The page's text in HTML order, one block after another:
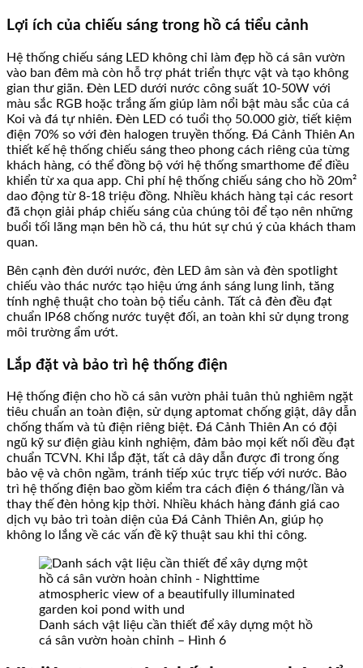
Lợi ích của chiếu sáng trong hồ cá tiểu cảnh
Hệ thống chiếu sáng LED không chỉ làm đẹp hồ cá sân vườn
vào ban đêm mà còn hỗ trợ phát triển thực vật và tạo không
gian thư giãn. Đèn LED dưới nước công suất 10-50W với
màu sắc RGB hoặc trắng ấm giúp làm nổi bật màu sắc của cá
Koi và đá tự nhiên. Đèn LED có tuổi thọ 50.000 giờ, tiết kiệm
điện 70% so với đèn halogen truyền thống. Đá Cảnh Thiên An
thiết kế hệ thống chiếu sáng theo phong cách riêng của từng
khách hàng, có thể đồng bộ với hệ thống smarthome để điều
khiển từ xa qua app. Chi phí hệ thống chiếu sáng cho hồ 20m²
dao động từ 8-18 triệu đồng. Nhiều khách hàng tại các resort
đã chọn giải pháp chiếu sáng của chúng tôi để tạo nên những
buổi tối lãng mạn bên hồ cá, thu hút sự chú ý của khách tham
quan.
Bên cạnh đèn dưới nước, đèn LED âm sàn và đèn spotlight
chiếu vào thác nước tạo hiệu ứng ánh sáng lung linh, tăng
tính nghệ thuật cho toàn bộ tiểu cảnh. Tất cả đèn đều đạt
chuẩn IP68 chống nước tuyệt đối, an toàn khi sử dụng trong
môi trường ẩm ướt.
Lắp đặt và bảo trì hệ thống điện
Hệ thống điện cho hồ cá sân vườn phải tuân thủ nghiêm ngặt
tiêu chuẩn an toàn điện, sử dụng aptomat chống giật, dây dẫn
chống thấm và tủ điện riêng biệt. Đá Cảnh Thiên An có đội
ngũ kỹ sư điện giàu kinh nghiệm, đảm bảo mọi kết nối đều đạt
chuẩn TCVN. Khi lắp đặt, tất cả dây dẫn được đi trong ống
bảo vệ và chôn ngầm, tránh tiếp xúc trực tiếp với nước. Bảo
trì hệ thống điện bao gồm kiểm tra cách điện 6 tháng/lần và
thay thế đèn hỏng kịp thời. Nhiều khách hàng đánh giá cao
dịch vụ bảo trì toàn diện của Đá Cảnh Thiên An, giúp họ
không lo lắng về các vấn đề kỹ thuật sau khi thi công.
Danh sách vật liệu cần thiết để xây dựng một hồ
cá sân vườn hoàn chỉnh – Hình 6